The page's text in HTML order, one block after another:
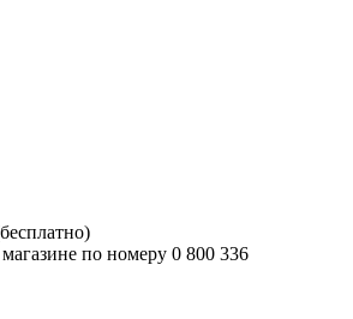
по номеру 0 800 336